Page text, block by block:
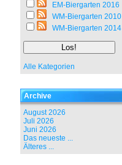
EM-Biergarten 2016
WM-Biergarten 2010
WM-Biergarten 2014
Alle Kategorien
Archive
August 2026
Juli 2026
Juni 2026
Das neueste ...
Älteres ...